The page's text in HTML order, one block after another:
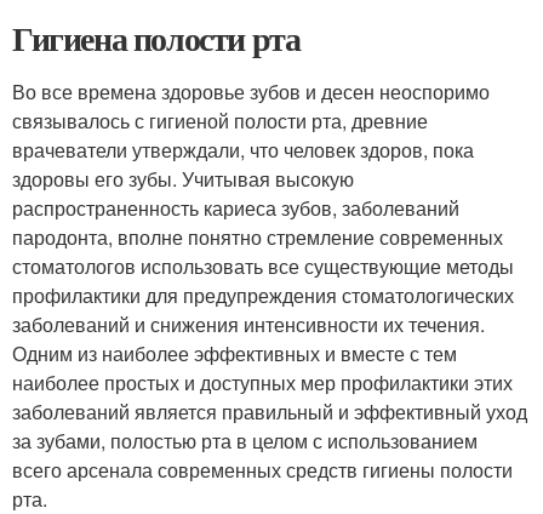
Гигиена полости рта
Во все времена здоровье зубов и десен неоспоримо
связывалось с гигиеной полости рта, древние
врачеватели утверждали, что человек здоров, пока
здоровы его зубы. Учитывая высокую
распространенность кариеса зубов, заболеваний
пародонта, вполне понятно стремление современных
стоматологов использовать все существующие методы
профилактики для предупреждения стоматологических
заболеваний и снижения интенсивности их течения.
Одним из наиболее эффективных и вместе с тем
наиболее простых и доступных мер профилактики этих
заболеваний является правильный и эффективный уход
за зубами, полостью рта в целом с использованием
всего арсенала современных средств гигиены полости
рта.